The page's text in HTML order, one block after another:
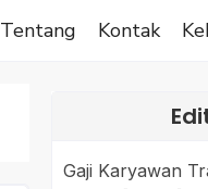
Tentang Kontak
Gaji Karyawan